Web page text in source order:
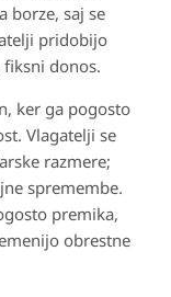
borze, saj se
pridobijo
donos.
ker ga pogosto
Vlagatelji se
razmere;
spremembe.
premika,
obrestne